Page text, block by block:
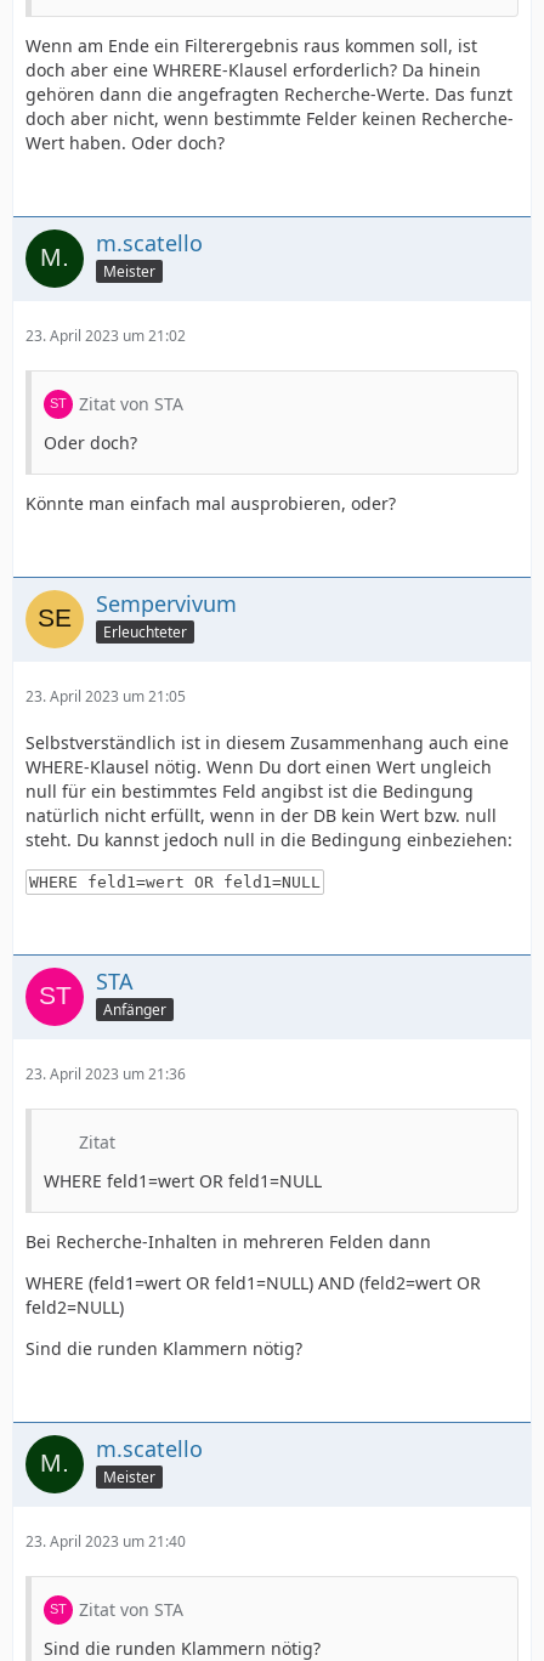
Wenn am Ende ein Filterergebnis raus kommen soll, ist
doch aber eine WHRERE-Klausel erforderlich? Da hinein
gehören dann die angefragten Recherche-Werte. Das funzt
doch aber nicht, wenn bestimmte Felder keinen Recherche-
Wert haben. Oder doch?
m.scatello
Meister
23. April 2023 um 21:02
Zitat von STA
Oder doch?
Könnte man einfach mal ausprobieren, oder?
Sempervivum
Erleuchteter
23. April 2023 um 21:05
Selbstverständlich ist in diesem Zusammenhang auch eine
WHERE-Klausel nötig. Wenn Du dort einen Wert ungleich
null für ein bestimmtes Feld angibst ist die Bedingung
natürlich nicht erfüllt, wenn in der DB kein Wert bzw. null
steht. Du kannst jedoch null in die Bedingung einbeziehen:
WHERE feld1=wert OR feld1=NULL
STA
Anfänger
23. April 2023 um 21:36
Zitat
WHERE feld1=wert OR feld1=NULL
Bei Recherche-Inhalten in mehreren Felden dann
WHERE (feld1=wert OR feld1=NULL) AND (feld2=wert OR
feld2=NULL)
Sind die runden Klammern nötig?
m.scatello
Meister
23. April 2023 um 21:40
Zitat von STA
Sind die runden Klammern nötig?